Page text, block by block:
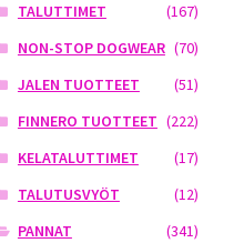
TALUTTIMET
(167)
NON-STOP DOGWEAR (70)
JALEN TUOTTEET
(51)
FINNERO TUOTTEET (222)
KELATALUTTIMET
(17)
TALUTUSVYÖT
(12)
PANNAT
(341)